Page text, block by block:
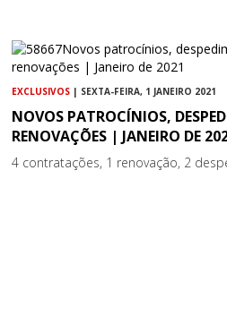
EXCLUSIVOS | SEXTA-FEIRA, 1 JANEIRO 2021
NOVOS PATROCÍNIOS,
RENOVAÇÕES | JANEIRO DE
4 contratações, 1 renovação, 2